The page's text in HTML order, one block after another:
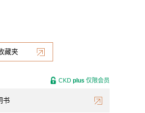
藏夹
书
CKD plus 仅限会员